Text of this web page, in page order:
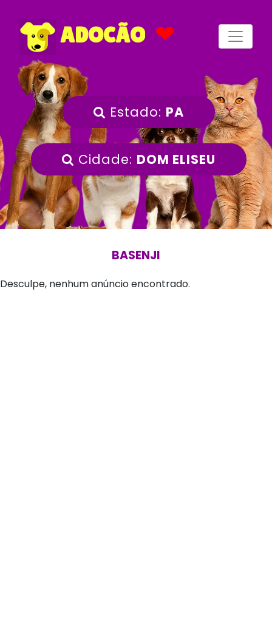
ADOCÃO ❤
Estado: PA
Cidade: DOM ELISEU
BASENJI
Desculpe, nenhum anúncio encontrado.